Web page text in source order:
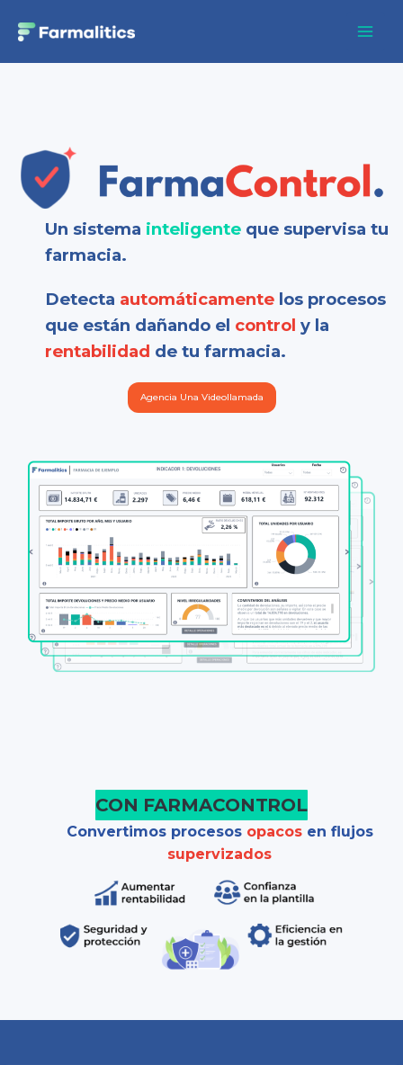
contenido
Un sistema inteligente que supervisa tu
farmacia.
Detecta automáticamente los procesos
que están dañando el control y la
rentabilidad de tu farmacia.
Agencia Una Videollamada
CON FARMACONTROL
Convertimos procesos opacosen flujos
supervizados